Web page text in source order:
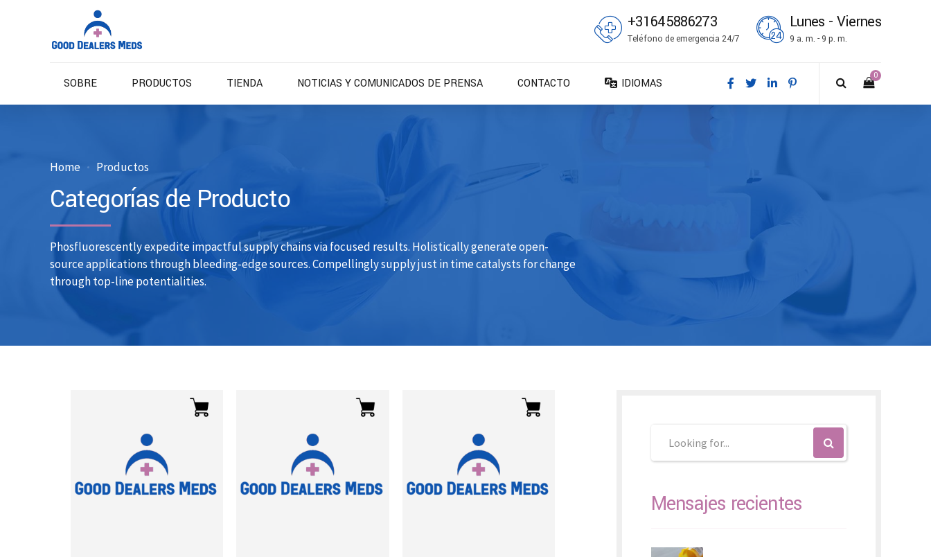
+31645886273
Teléfono de emergencia 24/7
Lunes - Viernes
9 a. m. - 9 p. m.
0
SOBRE PRODUCTOS TIENDA NOTICIAS Y COMUNICADOS DE PRENSA CONTACTO
IDIOMAS
SK – Slovenčina
Home Productos
Categorías de Producto
Phosfluorescently expedite impactful supply chains via focused results. Holistically generate open-
source applications through bleeding-edge sources. Compellingly supply just in time catalysts for change
through top-line potentialities.
Mensajes recientes